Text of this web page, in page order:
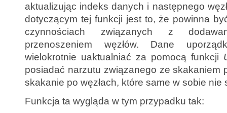
aktualizując indeks danych i następnego
dotyczącym tej funkcji jest to, że powinna
czynnościach związanych z
przenoszeniem węzłów. Dane
wielokrotnie uaktualniać za pomocą funkcji
posiadać narzutu związanego ze skakaniem
skakanie po węzłach, które same w sobie nie
Funkcja ta wygląda w tym przypadku tak: